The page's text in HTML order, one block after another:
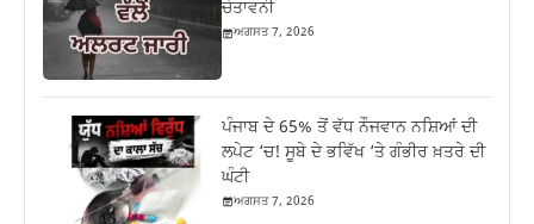
ਚੇਤਾਵਨੀ
ਅਗਸਤ 7, 2026
ਪੰਜਾਬ ਦੇ 65% ਤੋਂ ਵੱਧ ਨੌਜਵਾਨ ਨਸ਼ਿਆਂ ਦੀ
ਲਪੇਟ ‘ਚ! ਸੂਬੇ ਦੇ ਭਵਿੱਖ ‘ਤੇ ਗੰਭੀਰ ਖ਼ਤਰੇ ਦੀ
ਘੰਟੀ
ਅਗਸਤ 7, 2026